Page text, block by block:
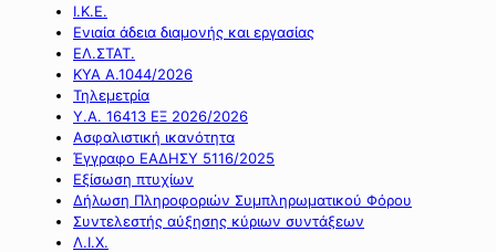
Ι.Κ.Ε.
Ενιαία άδεια διαμονής και εργασίας
ΕΛ.ΣΤΑΤ.
ΚΥΑ Α.1044/2026
Τηλεμετρία
Υ.Α. 16413 ΕΞ 2026/2026
Ασφαλιστική ικανότητα
Έγγραφο ΕΑΔΗΣΥ 5116/2025
Εξίσωση πτυχίων
Δήλωση Πληροφοριών Συμπληρωματικού Φόρου
Συντελεστής αύξησης κύριων συντάξεων
Λ.Ι.Χ.